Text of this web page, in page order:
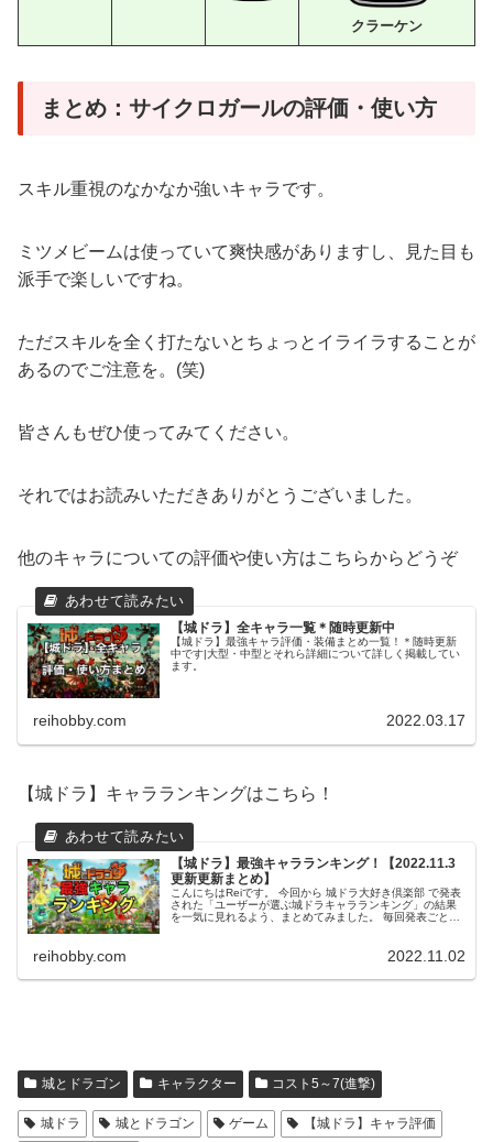
クラーケン
まとめ：サイクロガールの評価・使い方
スキル重視のなかなか強いキャラです。
ミツメビームは使っていて爽快感がありますし、見た目も
派手で楽しいですね。
ただスキルを全く打たないとちょっとイライラすることが
あるのでご注意を。(笑)
皆さんもぜひ使ってみてください。
それではお読みいただきありがとうございました。
他のキャラについての評価や使い方はこちらからどうぞ
【城ドラ】全キャラ一覧＊随時更新中
【城ドラ】最強キャラ評価・装備まとめ一覧！＊随時更新
中です|大型・中型とそれら詳細について詳しく掲載してい
ます。
reihobby.com 2022.03.17
【城ドラ】キャラランキングはこちら！
【城ドラ】最強キャラランキング！【2022.11.3
更新更新まとめ】
こんにちはReiです。 今回から 城ドラ大好き倶楽部 で発表
された「ユーザーが選ぶ城ドラキャラランキング」の結果
を一気に見れるよう、まとめてみました。 毎回発表ごとに
reihobby.com 2022.11.02
城とドラゴン キャラクター コスト5～7(進撃)
城ドラ 城とドラゴン ゲーム
【城ドラ】キャラ評価